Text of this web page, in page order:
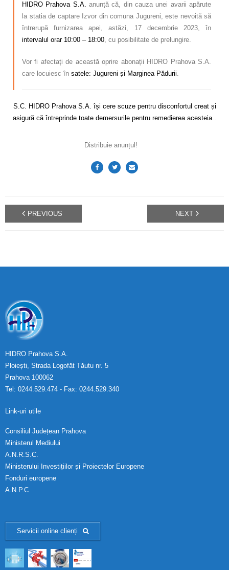
HIDRO Prahova S.A. anunță că, din cauza unei avarii apărute
la statia de captare Izvor din comuna Jugureni, este nevoită să
întrerupă furnizarea apei, astăzi, 17 decembrie 2023, în
intervalul orar 10:00 – 18:00, cu posibilitate de prelungire.
Vor fi afectați de această oprire abonații HIDRO Prahova S.A.
care locuiesc în satele: Jugureni și Marginea Pădurii.
S.C. HIDRO Prahova S.A. își cere scuze pentru disconfortul creat și
asigură că întreprinde toate demersurile pentru remedierea acesteia..
Distribuie anunțul!
PREVIOUS NEXT
HIDRO Prahova S.A.
Ploiești, Strada Logofăt Tăutu nr. 5
Prahova 100062
Tel: 0244.529.474 - Fax: 0244.529.340
Link-uri utile
Consiliul Județean Prahova
Ministerul Mediului
A.N.R.S.C.
Ministerului Investițiilor și Proiectelor Europene
Fonduri europene
A.N.P.C
Servicii online clienți